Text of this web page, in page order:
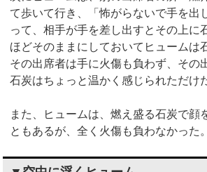
て歩いて行き、「怖がらないで手を出
って、相手が手を差し出すとその上に
ほどそのままにしておいてヒュームは
その出席者は手に火傷も負わず、その
石炭はちょっと温かく感じられただけ
また、ヒュームは、燃え盛る石炭で顔
ともあるが、全く火傷も負わなかった。